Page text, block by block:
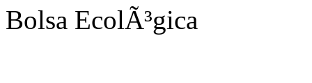
Bolsa EcolÃ³gica